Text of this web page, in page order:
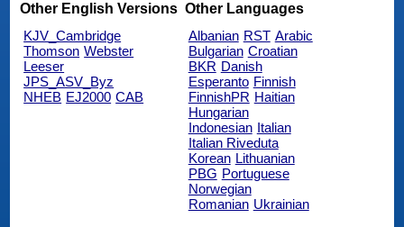
Other English Versions
KJV_Cambridge
Thomson Webster
Leeser
JPS_ASV_Byz
NHEB EJ2000 CAB
Other Languages
Albanian RST Arabic
Bulgarian Croatian
BKR Danish
Esperanto Finnish
FinnishPR Haitian
Hungarian
Indonesian Italian
Italian Riveduta
Korean Lithuanian
PBG Portuguese
Norwegian
Romanian Ukrainian